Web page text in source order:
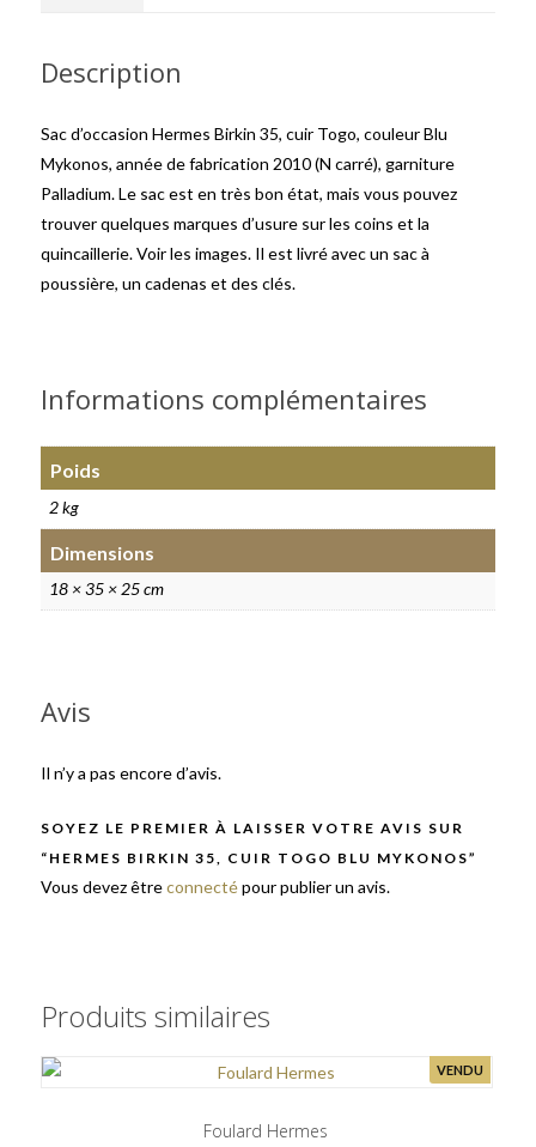
Description
Sac d’occasion Hermes Birkin 35, cuir Togo, couleur Blu
Mykonos, année de fabrication 2010 (N carré), garniture
Palladium. Le sac est en très bon état, mais vous pouvez
trouver quelques marques d’usure sur les coins et la
quincaillerie. Voir les images. Il est livré avec un sac à
poussière, un cadenas et des clés.
Informations complémentaires
Poids
2 kg
Dimensions
18 × 35 × 25 cm
Avis
Il n’y a pas encore d’avis.
SOYEZ LE PREMIER À LAISSER VOTRE AVIS SUR
“HERMES BIRKIN 35, CUIR TOGO BLU MYKONOS”
Vous devez êtreconnectépour publier un avis.
Produits similaires
VENDU
Foulard Hermes